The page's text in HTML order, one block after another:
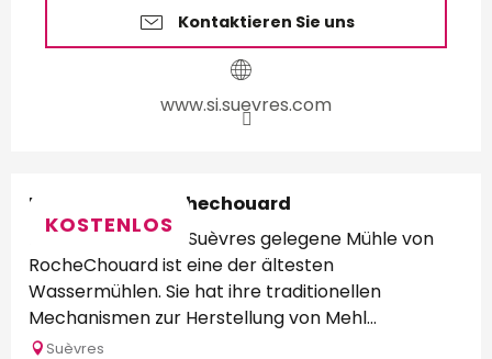
Kontaktieren Sie uns
www.si.suevres.com
KOSTENLOS
Le Moulin de Rochechouard
Die im Herzen von Suèvres gelegene Mühle von
RocheChouard ist eine der ältesten
Wassermühlen. Sie hat ihre traditionellen
Mechanismen zur Herstellung von Mehl
beibehalten. Sie...
Suèvres